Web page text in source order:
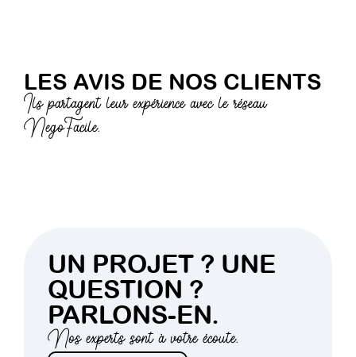
LES AVIS DE NOS CLIENTS
Ils partagent leur expérience avec le réseau
NegoFacile.
UN PROJET ? UNE
QUESTION ?
PARLONS-EN.
Nos experts sont à votre écoute.